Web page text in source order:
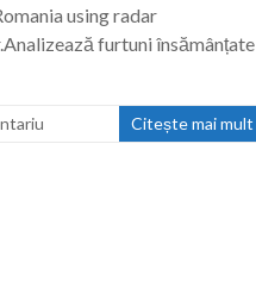
using radar
furtuni însămânțate
Citește mai mult